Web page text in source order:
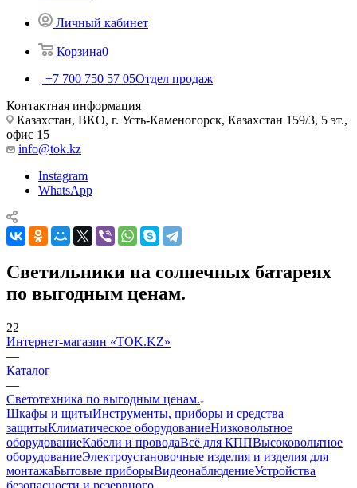
Личный кабинет
Корзина0
+7 700 750 57 05Отдел продаж
Контактная информация
Казахстан, ВКО, г. Усть-Каменогорск, Казахстан 159/3, 5 эт.,
офис 15
info@tok.kz
Instagram
WhatsApp
Светильники на солнечных батареях
по выгодным ценам.
22
Интернет-магазин «TOK.KZ»
—
Каталог
—
Светотехника по выгодным ценам.
Шкафы и щитыИнструменты, приборы и средства
защитыКлиматическое оборудованиеНизковольтное
оборудованиеКабели и проводаВсё для КППВысоковольтное
оборудованиеЭлектроустановочные изделия и изделия для
монтажаБытовые приборыВидеонаблюдениеУстройства
безопасности и резервного